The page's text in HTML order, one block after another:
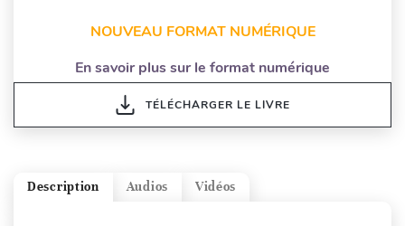
NOUVEAU FORMAT NUMÉRIQUE
En savoir plus sur le format numérique
TÉLÉCHARGER LE LIVRE
Vidéos
Audios
Description